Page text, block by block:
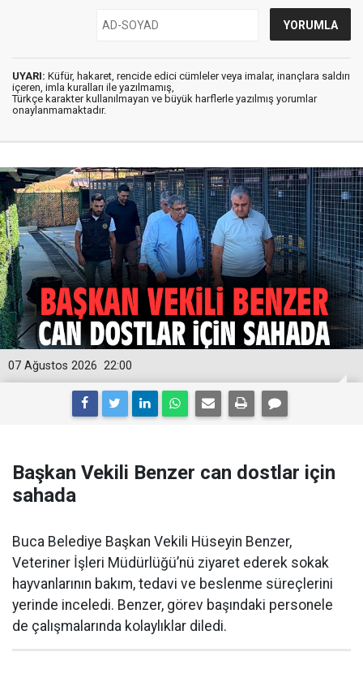
UYARI: Küfür, hakaret, rencide edici cümleler veya imalar, inançlara saldırı
içeren, imla kuralları ile yazılmamış,
Türkçe karakter kullanılmayan ve büyük harflerle yazılmış yorumlar
onaylanmamaktadır.
22:00
07 Ağustos 2026
Başkan Vekili Benzer can dostlar için
sahada
Buca Belediye Başkan Vekili Hüseyin Benzer,
Veteriner İşleri Müdürlüğü’nü ziyaret ederek sokak
hayvanlarının bakım, tedavi ve beslenme süreçlerini
yerinde inceledi. Benzer, görev başındaki personele
de çalışmalarında kolaylıklar diledi.